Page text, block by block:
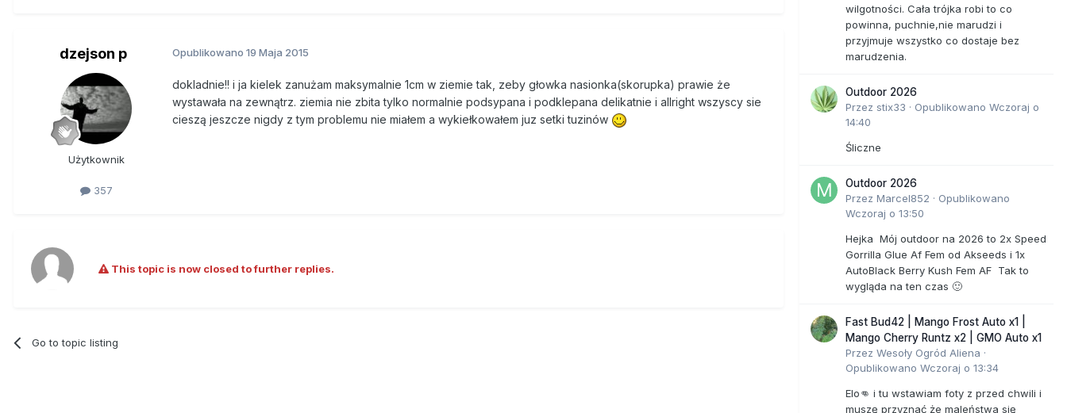
dzejson p
Użytkownik
357
Opublikowano 19 Maja 2015
dokladnie!! i ja kielek zanużam maksymalnie 1cm w ziemie tak, zeby głowka nasionka(skorupka) prawie że
wystawała na zewnątrz. ziemia nie zbita tylko normalnie podsypana i podklepana delikatnie i allright wszyscy sie
cieszą jeszcze nigdy z tym problemu nie miałem a wykiełkowałem juz setki tuzinów
This topic is now closed to further replies.
Go to topic listing
wilgotności. Cała trójka robi to co
powinna, puchnie,nie marudzi i
przyjmuje wszystko co dostaje bez
marudzenia.
Outdoor 2026
Przez stix33 · Opublikowano Wczoraj o
14:40
Śliczne
Outdoor 2026
Przez Marcel852 · Opublikowano
Wczoraj o 13:50
Hejka Mój outdoor na 2026 to 2x Speed
Gorrilla Glue Af Fem od Akseeds i 1x
AutoBlack Berry Kush Fem AF Tak to
wygląda na ten czas 🙂
Fast Bud42 | Mango Frost Auto x1 |
Mango Cherry Runtz x2 | GMO Auto x1
Przez Wesoły Ogród Aliena ·
Opublikowano Wczoraj o 13:34
Elo👊 i tu wstawiam foty z przed chwili i
muszę przyznać że maleństwa się